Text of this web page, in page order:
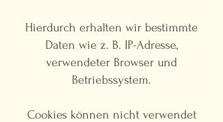
Hierdurch erhalten wir bestimmte
Daten wie z. B. IP-Adresse,
verwendeter Browser und
Betriebssystem.
Cookies können nicht verwendet